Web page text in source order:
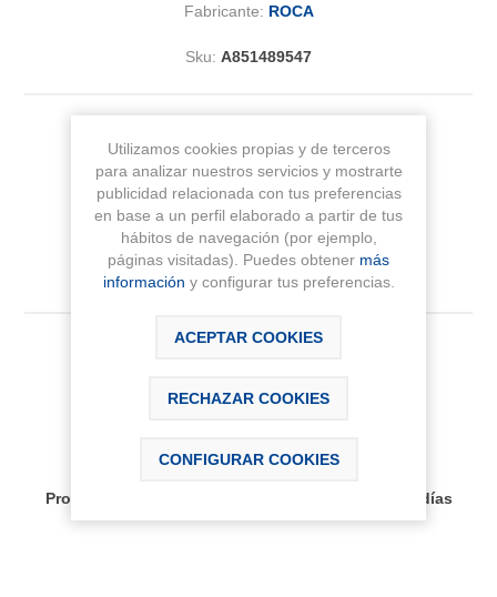
Fabricante: ROCA
Sku: A851489547
Producto bajo pedido, plazo de entrega aprox 30 días
Utilizamos cookies propias y de terceros
para analizar nuestros servicios y mostrarte
publicidad relacionada con tus preferencias
en base a un perfil elaborado a partir de tus
hábitos de navegación (por ejemplo,
páginas visitadas). Puedes obtener más
información y configurar tus preferencias.
ACEPTAR COOKIES
RECHAZAR COOKIES
CONFIGURAR COOKIES